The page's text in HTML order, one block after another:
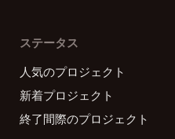
ステータス
人気のプロジェクト
新着プロジェクト
終了間際のプロジェクト